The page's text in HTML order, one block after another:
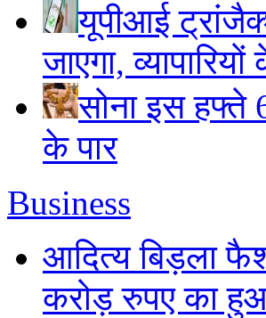
यूपीआई
जाएगा,
सोना इस हफ्ते
के पार
Business
आदित्य बिड़ला
करोड़ रुपए का